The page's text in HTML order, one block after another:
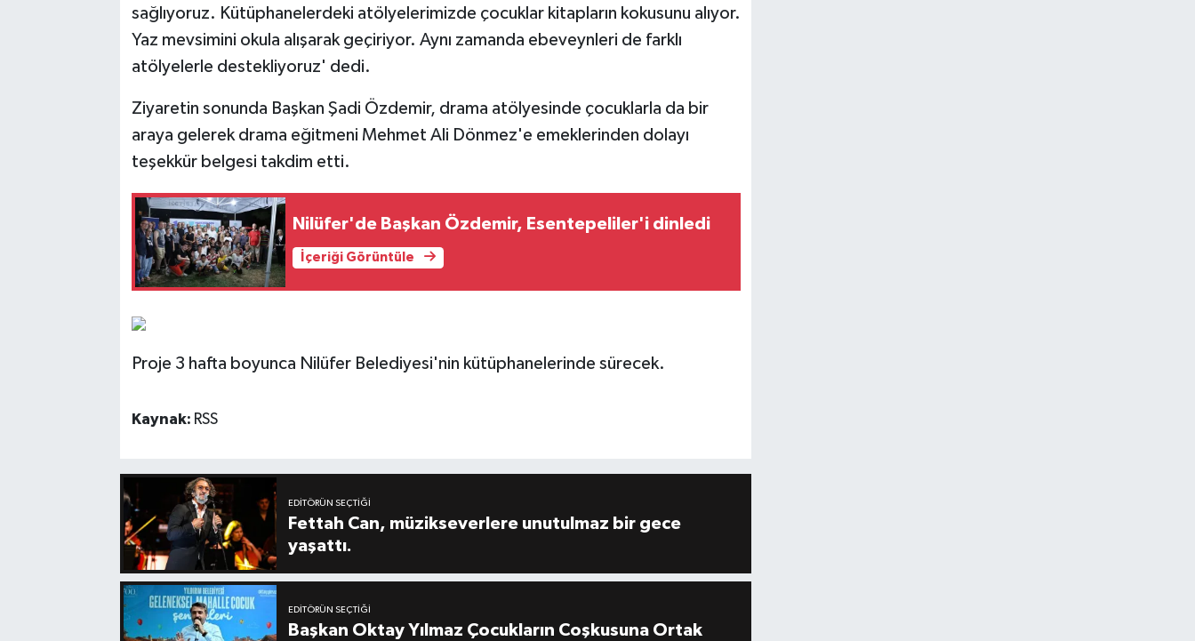
sağlıyoruz. Kütüphanelerdeki atölyelerimizde çocuklar kitapların kokusunu alıyor.
Yaz mevsimini okula alışarak geçiriyor. Aynı zamanda ebeveynleri de farklı
atölyelerle destekliyoruz' dedi.
Ziyaretin sonunda Başkan Şadi Özdemir, drama atölyesinde çocuklarla da bir
araya gelerek drama eğitmeni Mehmet Ali Dönmez'e emeklerinden dolayı
teşekkür belgesi takdim etti.
Nilüfer'de Başkan Özdemir, Esentepeliler'i dinledi
İçeriği Görüntüle
Proje 3 hafta boyunca Nilüfer Belediyesi'nin kütüphanelerinde sürecek.
Kaynak: RSS
EDITÖRÜN SEÇTIĞI
Fettah Can, müzikseverlere unutulmaz bir gece
yaşattı.
EDITÖRÜN SEÇTIĞI
Başkan Oktay Yılmaz Çocukların Coşkusuna Ortak